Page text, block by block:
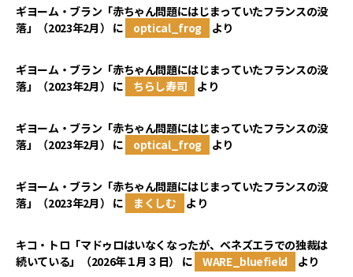
ギヨーム・ブラン「赤ちゃん問題にはじまっていたフランスの没
落」（2023年2月） に optical_frog より
ギヨーム・ブラン「赤ちゃん問題にはじまっていたフランスの没
落」（2023年2月） に ちらし寿司 より
ギヨーム・ブラン「赤ちゃん問題にはじまっていたフランスの没
落」（2023年2月） に optical_frog より
ギヨーム・ブラン「赤ちゃん問題にはじまっていたフランスの没
落」（2023年2月） に まくしむ より
キコ・トロ「マドゥロはいなくなったが、ベネズエラでの独裁は
続いている」（2026年１月３日）
に WARE_bluefield より